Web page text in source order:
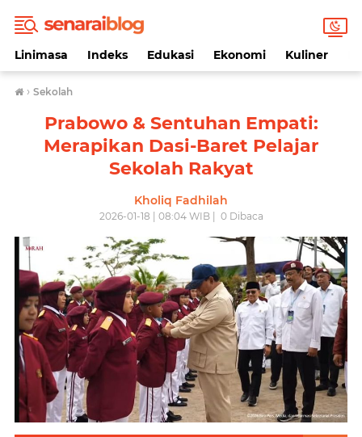
Linimasa Indeks Edukasi Ekonomi Kuliner
› Sekolah
Prabowo & Sentuhan Empati:
Merapikan Dasi-Baret Pelajar
Sekolah Rakyat
Kholiq Fadhilah
2026-01-18 | 08:04 WIB | 0Dibaca